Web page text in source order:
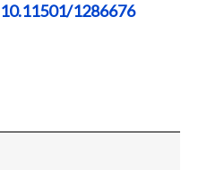
10.11501/1286676